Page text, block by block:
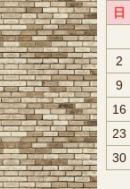
日
2
9
16
23
30